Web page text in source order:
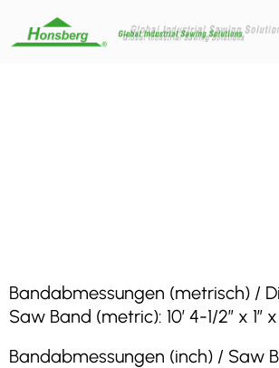
Bandabmessungen (metrisch) /
Saw Band (metric): 10′ 4-1/2″ x 1″
Bandabmessungen (inch) / Saw